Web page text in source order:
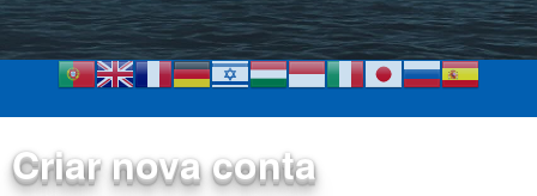
Criar nova conta